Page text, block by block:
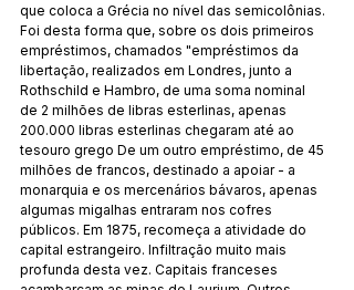
que coloca a Grécia no nível das semicolônias.
Foi desta forma que, sobre os dois primeiros
empréstimos, chamados "empréstimos da
libertação, realizados em Londres, junto a
Rothschild e Hambro, de uma soma nominal
de 2 milhões de libras esterlinas, apenas
200.000 libras esterlinas chegaram até ao
tesouro grego De um outro empréstimo, de 45
milhões de francos, destinado a apoiar - a
monarquia e os mercenários bávaros, apenas
algumas migalhas entraram nos cofres
públicos. Em 1875, recomeça a atividade do
capital estrangeiro. Infiltração muito mais
profunda desta vez. Capitais franceses